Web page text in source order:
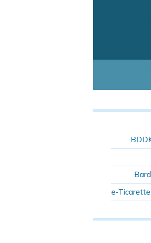
e-Ticarette